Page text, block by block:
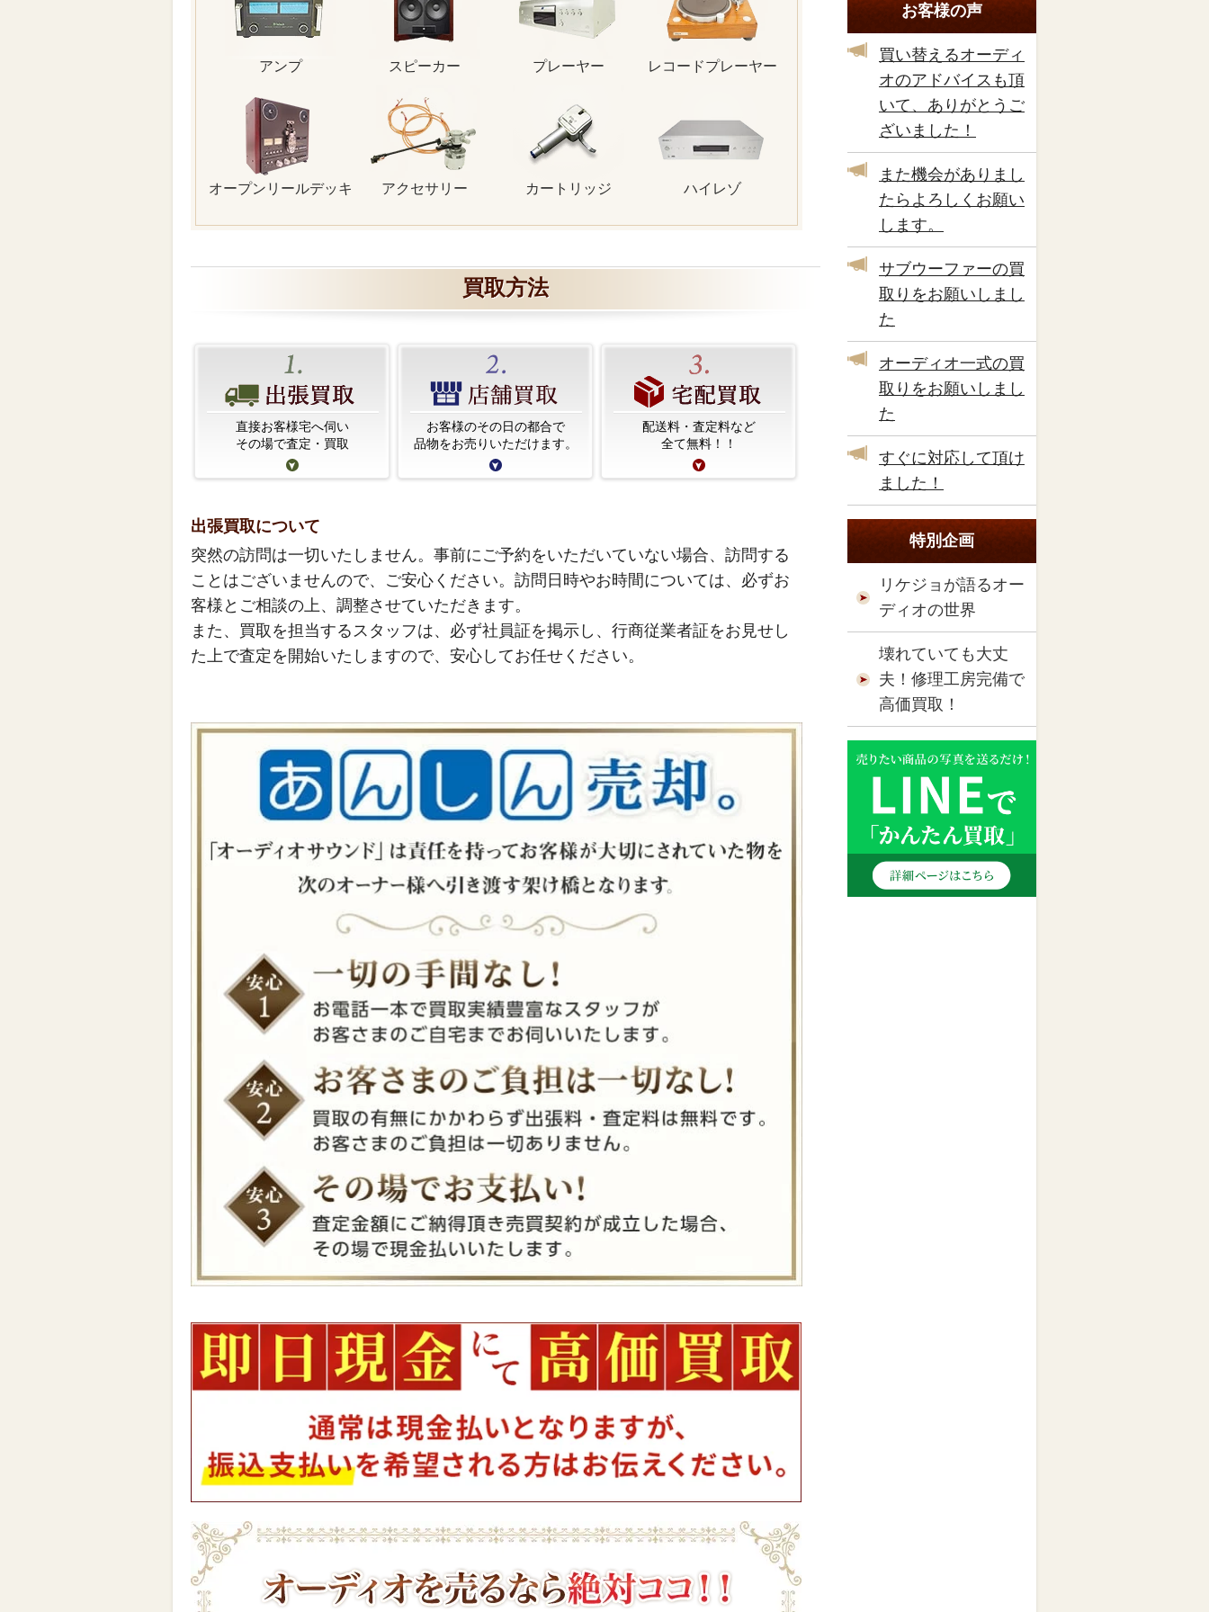
アンプ スピーカー プレーヤー レコードプレーヤー
オープンリールデッキ アクセサリー カートリッジ ハイレゾ
買取方法
直接お客様宅へ伺い
その場で査定・買取
お客様のその日の都合で
品物をお売りいただけます。
配送料・査定料など
全て無料！！
出張買取について
突然の訪問は一切いたしません。事前にご予約をいただいていない場合、訪問する
ことはございませんので、ご安心ください。訪問日時やお時間については、必ずお
客様とご相談の上、調整させていただきます。
また、買取を担当するスタッフは、必ず社員証を掲示し、行商従業者証をお見せし
た上で査定を開始いたしますので、安心してお任せください。
お客様の声
買い替えるオーディ
オのアドバイスも頂
いて、ありがとうご
ざいました！
また機会がありまし
たらよろしくお願い
します。
サブウーファーの買
取りをお願いしまし
た
オーディオ一式の買
取りをお願いしまし
た
すぐに対応して頂け
ました！
特別企画
リケジョが語るオー
ディオの世界
壊れていても大丈
夫！修理工房完備で
高価買取！